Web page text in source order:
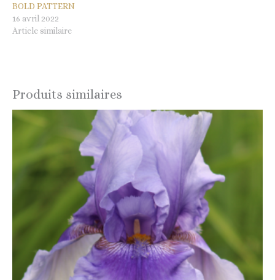
BOLD PATTERN
16 avril 2022
Article similaire
Produits similaires